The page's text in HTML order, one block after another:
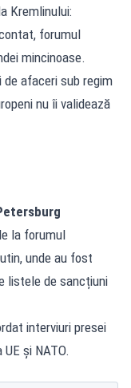
Kremlinului:
forumul
mincinoase.
afaceri sub regim
nu îi validează
la forumul
unde au fost
listele de sancțiuni
interviuri presei
și NATO.